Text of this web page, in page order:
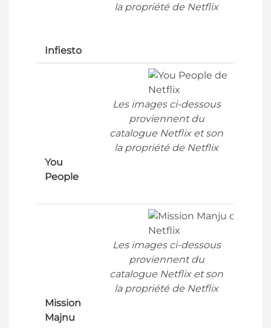
Infiesto
la propriété de Netflix
You
People
Les images ci-dessous
proviennent du
catalogue Netflix et son
la propriété de Netflix
Mission
Majnu
Les images ci-dessous
proviennent du
catalogue Netflix et son
la propriété de Netflix